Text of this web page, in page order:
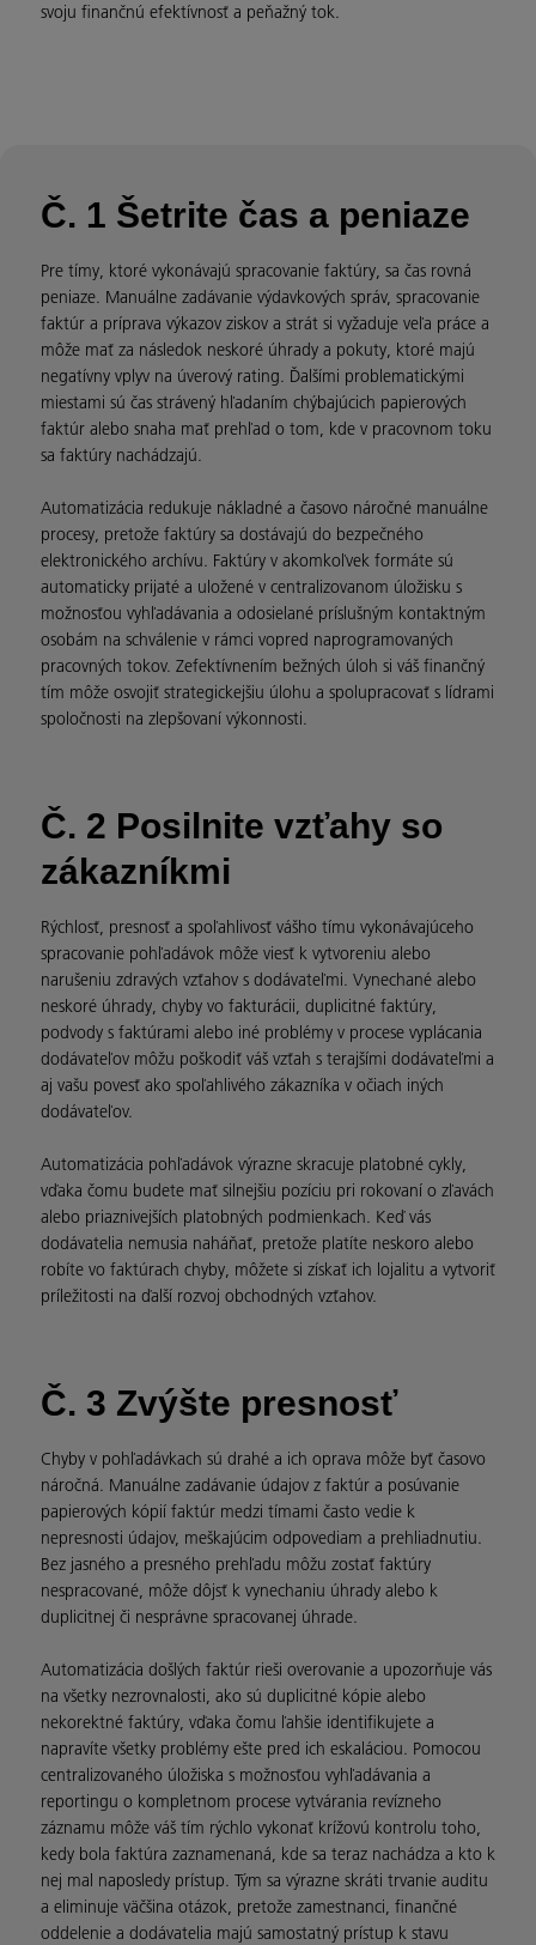
svoju finančnú efektívnosť a peňažný tok.
Č. 1 Šetrite čas a peniaze
Pre tímy, ktoré vykonávajú spracovanie faktúry, sa čas rovná
peniaze. Manuálne zadávanie výdavkových správ, spracovanie
faktúr a príprava výkazov ziskov a strát si vyžaduje veľa práce a
môže mať za následok neskoré úhrady a pokuty, ktoré majú
negatívny vplyv na úverový rating. Ďalšími problematickými
miestami sú čas strávený hľadaním chýbajúcich papierových
faktúr alebo snaha mať prehľad o tom, kde v pracovnom toku
sa faktúry nachádzajú.
Automatizácia redukuje nákladné a časovo náročné manuálne
procesy, pretože faktúry sa dostávajú do bezpečného
elektronického archívu. Faktúry v akomkoľvek formáte sú
automaticky prijaté a uložené v centralizovanom úložisku s
možnosťou vyhľadávania a odosielané príslušným kontaktným
osobám na schválenie v rámci vopred naprogramovaných
pracovných tokov. Zefektívnením bežných úloh si váš finančný
tím môže osvojiť strategickejšiu úlohu a spolupracovať s lídrami
spoločnosti na zlepšovaní výkonnosti.
Č. 2 Posilnite vzťahy so
zákazníkmi
Rýchlosť, presnosť a spoľahlivosť vášho tímu vykonávajúceho
spracovanie pohľadávok môže viesť k vytvoreniu alebo
narušeniu zdravých vzťahov s dodávateľmi. Vynechané alebo
neskoré úhrady, chyby vo fakturácii, duplicitné faktúry,
podvody s faktúrami alebo iné problémy v procese vyplácania
dodávateľov môžu poškodiť váš vzťah s terajšími dodávateľmi a
aj vašu povesť ako spoľahlivého zákazníka v očiach iných
dodávateľov.
Automatizácia pohľadávok výrazne skracuje platobné cykly,
vďaka čomu budete mať silnejšiu pozíciu pri rokovaní o zľavách
alebo priaznivejších platobných podmienkach. Keď vás
dodávatelia nemusia naháňať, pretože platíte neskoro alebo
robíte vo faktúrach chyby, môžete si získať ich lojalitu a vytvoriť
príležitosti na ďalší rozvoj obchodných vzťahov.
Č. 3 Zvýšte presnosť
Chyby v pohľadávkach sú drahé a ich oprava môže byť časovo
náročná. Manuálne zadávanie údajov z faktúr a posúvanie
papierových kópií faktúr medzi tímami často vedie k
nepresnosti údajov, meškajúcim odpovediam a prehliadnutiu.
Bez jasného a presného prehľadu môžu zostať faktúry
nespracované, môže dôjsť k vynechaniu úhrady alebo k
duplicitnej či nesprávne spracovanej úhrade.
Automatizácia došlých faktúr rieši overovanie a upozorňuje vás
na všetky nezrovnalosti, ako sú duplicitné kópie alebo
nekorektné faktúry, vďaka čomu ľahšie identifikujete a
napravíte všetky problémy ešte pred ich eskaláciou. Pomocou
centralizovaného úložiska s možnosťou vyhľadávania a
reportingu o kompletnom procese vytvárania revízneho
záznamu môže váš tím rýchlo vykonať krížovú kontrolu toho,
kedy bola faktúra zaznamenaná, kde sa teraz nachádza a kto k
nej mal naposledy prístup. Tým sa výrazne skráti trvanie auditu
a eliminuje väčšina otázok, pretože zamestnanci, finančné
oddelenie a dodávatelia majú samostatný prístup k stavu